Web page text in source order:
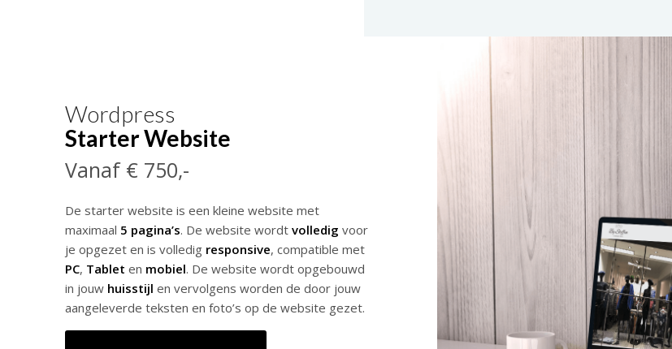
Wordpress
Starter Website
Vanaf € 750,-
De starter website is een kleine website met
maximaal 5 pagina’s. De website wordt volledig voor
je opgezet en is volledig responsive, compatible met
PC, Tablet en mobiel. De website wordt opgebouwd
in jouw huisstijl en vervolgens worden de door jouw
aangeleverde teksten en foto’s op de website gezet.